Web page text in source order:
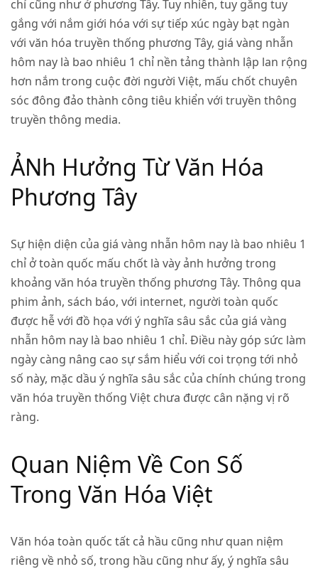
chỉ cũng như ở phương Tây. Tuy nhiên, tuy gắng tuy
gắng với nắm giới hóa với sự tiếp xúc ngày bạt ngàn
với văn hóa truyền thống phương Tây, giá vàng nhẫn
hôm nay là bao nhiêu 1 chỉ nền tảng thành lập lan rộng
hơn nắm trong cuộc đời người Việt, mấu chốt chuyên
sóc đông đảo thành công tiêu khiển với truyền thông
truyền thông media.
ẢNh Hưởng Từ Văn Hóa
Phương Tây
Sự hiện diện của giá vàng nhẫn hôm nay là bao nhiêu 1
chỉ ở toàn quốc mấu chốt là vày ảnh hưởng trong
khoảng văn hóa truyền thống phương Tây. Thông qua
phim ảnh, sách báo, với internet, người toàn quốc
được hễ với đồ họa với ý nghĩa sâu sắc của giá vàng
nhẫn hôm nay là bao nhiêu 1 chỉ. Điều này góp sức làm
ngày càng nâng cao sự sắm hiểu với coi trọng tới nhỏ
số này, mặc dầu ý nghĩa sâu sắc của chính chúng trong
văn hóa truyền thống Việt chưa được cân nặng vị rõ
ràng.
Quan Niệm Về Con Số
Trong Văn Hóa Việt
Văn hóa toàn quốc tất cả hầu cũng như quan niệm
riêng về nhỏ số, trong hầu cũng như ấy, ý nghĩa sâu